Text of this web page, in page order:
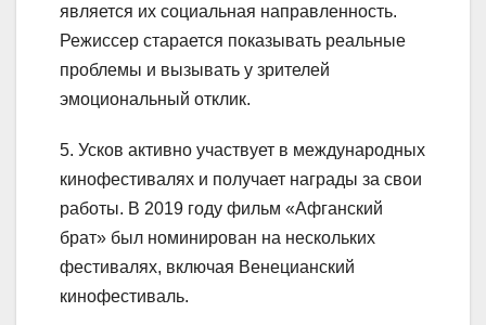
является их социальная направленность.
Режиссер старается показывать реальные
проблемы и вызывать у зрителей
эмоциональный отклик.
5. Усков активно участвует в международных
кинофестивалях и получает награды за свои
работы. В 2019 году фильм «Афганский
брат» был номинирован на нескольких
фестивалях, включая Венецианский
кинофестиваль.